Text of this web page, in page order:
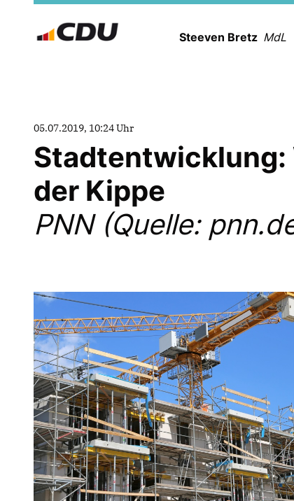
Steeven Bretz MdL
05.07.2019, 10:24 Uhr
Stadtentwicklung:
der Kippe
PNN (Quelle: